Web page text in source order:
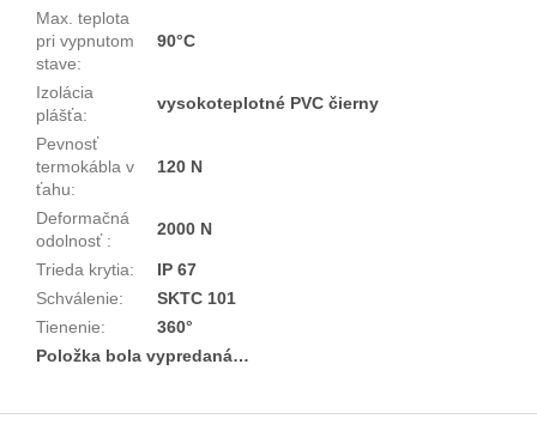
Max. teplota
pri vypnutom
stave:
90°C
Izolácia
plášťa:
vysokoteplotné PVC čierny
Pevnosť
termokábla v
ťahu:
120 N
Deformačná
odolnosť :
2000 N
Trieda krytia:
IP 67
Schválenie:
SKTC 101
Tienenie:
360°
Položka bola vypredaná…